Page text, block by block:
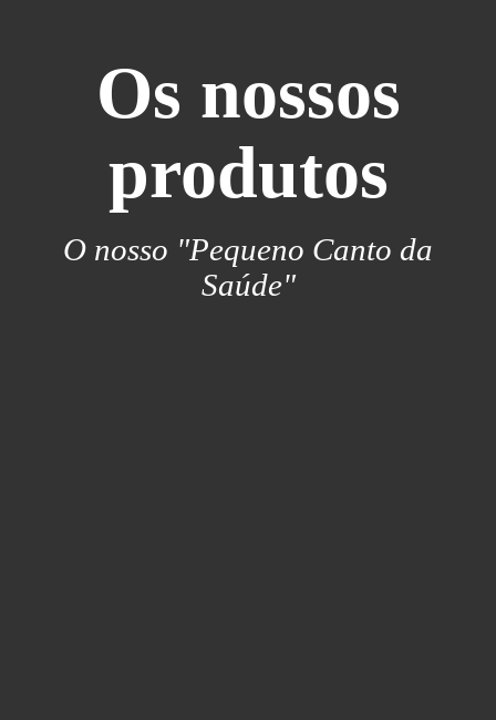
Os nossos
produtos
O nosso "Pequeno Canto da
Saúde"